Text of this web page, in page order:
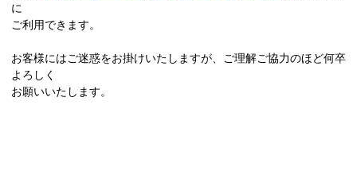
に
ご利用できます。
お客様にはご迷惑をお掛けいたしますが、ご理解ご協力のほど何卒
よろしく
お願いいたします。